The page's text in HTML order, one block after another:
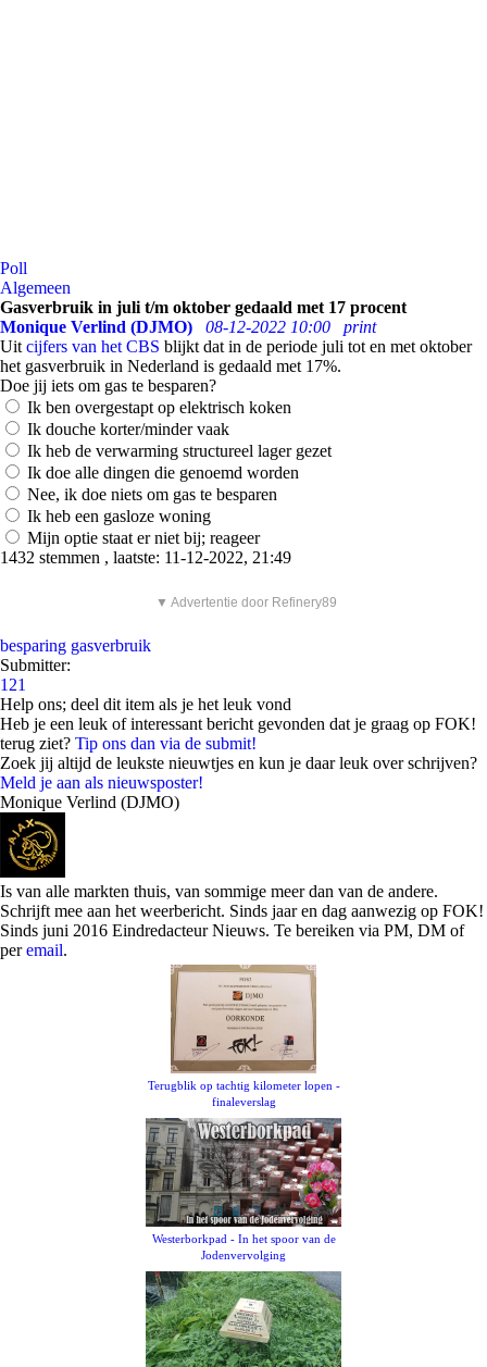
Poll
Algemeen
Gasverbruik in juli t/m oktober gedaald met 17 procent
Monique Verlind (DJMO)
08-12-2022 10:00
print
Uit cijfers van het CBS blijkt dat in de periode juli tot en met oktober
het gasverbruik in Nederland is gedaald met 17%.
Doe jij iets om gas te besparen?
Ik ben overgestapt op elektrisch koken
Ik douche korter/minder vaak
Ik heb de verwarming structureel lager gezet
Ik doe alle dingen die genoemd worden
Nee, ik doe niets om gas te besparen
Ik heb een gasloze woning
Mijn optie staat er niet bij; reageer
1432 stemmen , laatste: 11-12-2022, 21:49
▼ Advertentie door Refinery89
besparing gasverbruik
Submitter:
121
Help ons; deel dit item als je het leuk vond
Heb je een leuk of interessant bericht gevonden dat je graag op FOK!
terug ziet? Tip ons dan via de submit!
Zoek jij altijd de leukste nieuwtjes en kun je daar leuk over schrijven?
Meld je aan als nieuwsposter!
Monique Verlind (DJMO)
Is van alle markten thuis, van sommige meer dan van de andere.
Schrijft mee aan het weerbericht. Sinds jaar en dag aanwezig op FOK!
Sinds juni 2016 Eindredacteur Nieuws. Te bereiken via PM, DM of
peremail.
Terugblik op tachtig kilometer lopen -
finaleverslag
Westerborkpad - In het spoor van de
Jodenvervolging